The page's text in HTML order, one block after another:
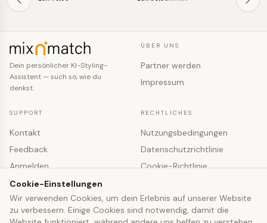
Dein persönlicher KI-Styling-
Assistent — such so, wie du
denkst.
ÜBER UNS
Partner werden
Impressum
SUPPORT
Kontakt
Feedback
Anmelden
Registrieren
RECHTLICHES
Nutzungsbedingungen
Datenschutzrichtlinie
Cookie-Richtlinie
© 2026 mixNmatch · co-fashion UG (haftungsbeschränkt)
Cookie-Einstellungen
Wir verwenden Cookies, um dein Erlebnis auf unserer Website
zu verbessern. Einige Cookies sind notwendig, damit die